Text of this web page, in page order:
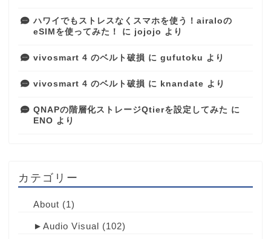
ハワイでもストレスなくスマホを使う！airaloの
eSIMを使ってみた！
に jojojo より
vivosmart 4 のベルト破損 に gufutoku より
vivosmart 4 のベルト破損 に knandate より
QNAPの階層化ストレージQtierを設定してみた に
ENO より
カテゴリー
About (1)
► Audio Visual (102)